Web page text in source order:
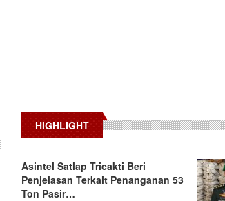
HIGHLIGHT
Asintel Satlap Tricakti Beri
Penjelasan Terkait Penanganan 53
Ton Pasir…